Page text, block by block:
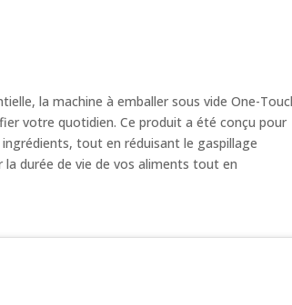
la machine à emballer sous vide One-
votre quotidien. Ce produit a été conçu pour
tout en réduisant le gaspillage
durée de vie de vos aliments tout en